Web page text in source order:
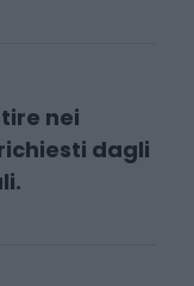
nei
dagli